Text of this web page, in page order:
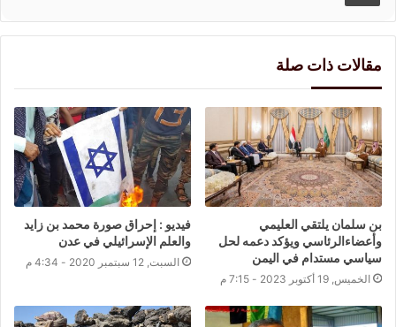
مقالات ذات صلة
بن سلمان يلتقي العليمي
وأعضاءالرئاسي ويؤكد دعمه لحل
سياسي مستدام في اليمن
الخميس, 19 أكتوبر 2023 - 7:15 م
فيديو : إحراق صورة محمد بن زايد
والعلم الإسرائيلي في عدن
السبت, 12 سبتمبر 2020 - 4:34 م